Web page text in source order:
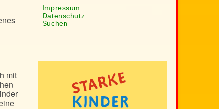
mit
Impressum
Datenschutz
Suchen